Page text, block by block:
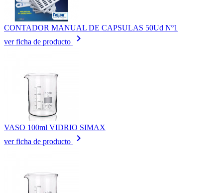
CONTADOR MANUAL DE CAPSULAS 50Ud Nº1
ver ficha de producto
keyboard_arrow_right
VASO 100ml VIDRIO SIMAX
ver ficha de producto
keyboard_arrow_right